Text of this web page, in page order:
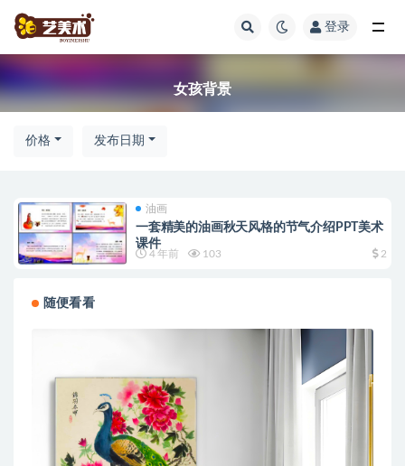
登录
女孩背景
价格 发布日期
油画
一套精美的油画秋天风格的节气介绍PPT美术
课件
4 年前 103 2
随便看看